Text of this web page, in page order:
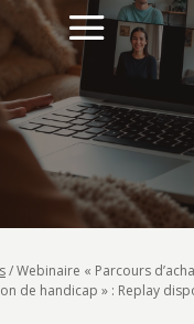
/Webinaire « Parcours
de handicap » : Replay